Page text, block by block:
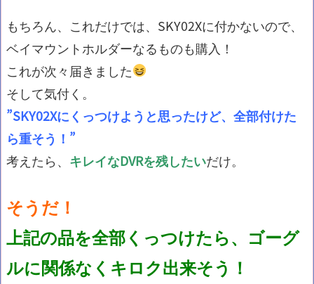
もちろん、これだけでは、SKY02Xに付かないので、
ベイマウントホルダーなるものも購入！
これが次々届きました
そして気付く。
”SKY02Xにくっつけようと思ったけど、全部付けた
ら重そう！”
考えたら、 キレイなDVRを残したいだけ。
そうだ！
上記の品を全部くっつけたら、ゴーグ
ルに関係なくキロク出来そう！